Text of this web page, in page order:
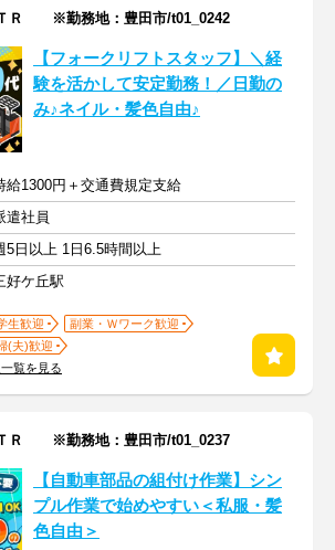
Ｒ ※勤務地：豊田市/t01_0242
【フォークリフトスタッフ】＼経
験を活かして安定勤務！／日勤の
み♪ネイル・髪色自由♪
給1300円＋交通費規定支給
遣社員
5日以上 1日6.5時間以上
好ケ丘駅
生歓迎
副業・Ｗワーク歓迎
(夫)歓迎
覧を見る
Ｒ ※勤務地：豊田市/t01_0237
【自動車部品の組付け作業】シン
プル作業で始めやすい＜私服・髪
色自由＞